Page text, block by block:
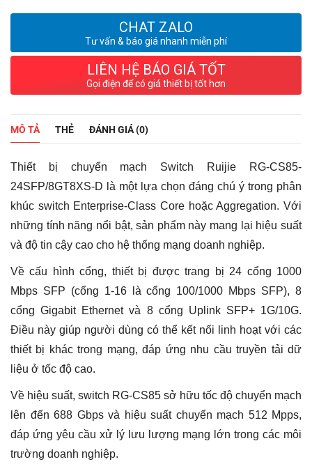
CHAT ZALO
Tư vấn & báo giá nhanh miễn phí
LIÊN HỆ BÁO GIÁ TỐT
Gọi điện để có giá thiết bị tốt hơn
MÔ TẢ THẺ ĐÁNH GIÁ (0)
Thiết bị chuyển mạch Switch Ruijie RG-CS85-
24SFP/8GT8XS-D là một lựa chọn đáng chú ý trong phân
khúc switch Enterprise-Class Core hoặc Aggregation. Với
những tính năng nổi bật, sản phẩm này mang lại hiệu suất
và độ tin cậy cao cho hệ thống mạng doanh nghiệp.
Về cấu hình cổng, thiết bị được trang bị 24 cổng 1000
Mbps SFP (cổng 1-16 là cổng 100/1000 Mbps SFP), 8
cổng Gigabit Ethernet và 8 cổng Uplink SFP+ 1G/10G.
Điều này giúp người dùng có thể kết nối linh hoạt với các
thiết bị khác trong mạng, đáp ứng nhu cầu truyền tải dữ
liệu ở tốc độ cao.
Về hiệu suất, switch RG-CS85 sở hữu tốc độ chuyển mạch
lên đến 688 Gbps và hiệu suất chuyển mạch 512 Mpps,
đáp ứng yêu cầu xử lý lưu lượng mạng lớn trong các môi
trường doanh nghiệp.